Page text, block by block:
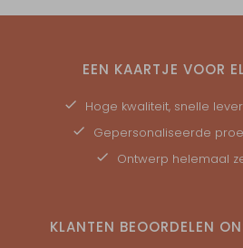
EEN KAARTJE VOOR
Hoge kwaliteit, snelle
Gepersonaliseerde
Ontwerp helemaal
KLANTEN BEOORDELEN